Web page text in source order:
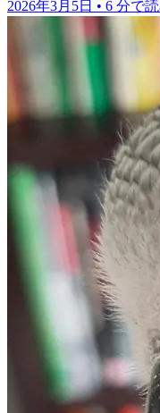
2026年3月5日 • 6 分で